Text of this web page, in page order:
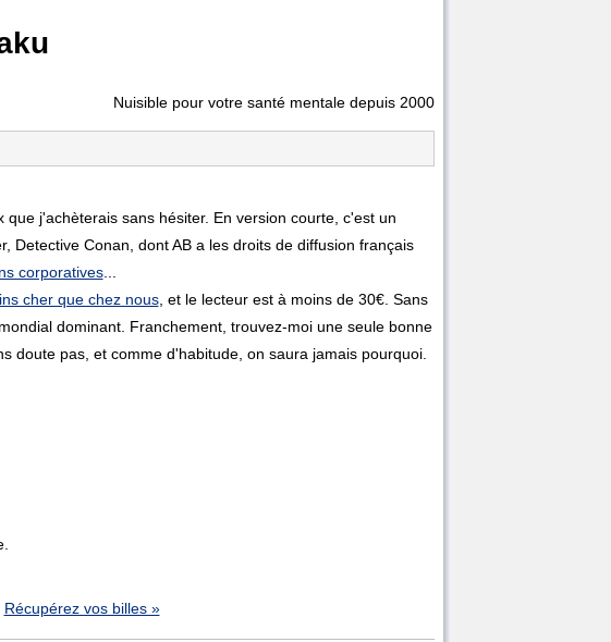
Nuisible pour votre santé mentale depuis 2000
j'achèterais sans hésiter. En version courte, c'est un
Detective Conan, dont AB a les droits de diffusion français
corporatives...
cher que chez nous, et le lecteur est à moins de 30€. Sans
dominant. Franchement, trouvez-moi une seule bonne
doute pas, et comme d'habitude, on saura jamais pourquoi.
Récupérez vos billes »